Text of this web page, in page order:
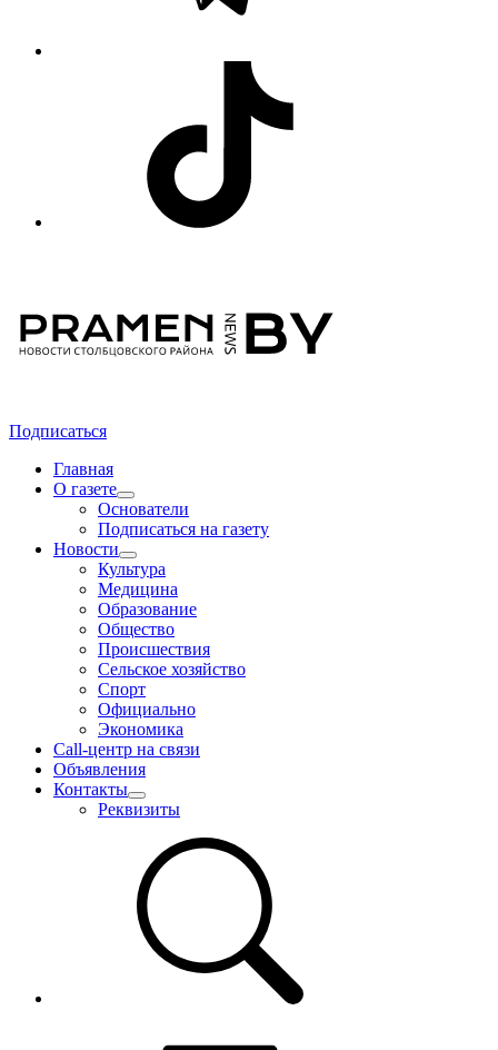
Подписаться
Главная
О газете
Основатели
Подписаться на газету
Новости
Культура
Медицина
Образование
Общество
Происшествия
Сельское хозяйство
Спорт
Официально
Экономика
Call-центр на связи
Объявления
Контакты
Реквизиты